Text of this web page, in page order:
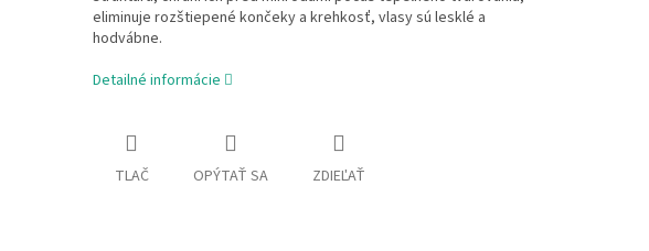
eliminuje rozštiepené končeky a krehkosť, vlasy sú lesklé a
hodvábne.
Detailné informácie
TLAČ OPÝTAŤ SA ZDIEĽAŤ